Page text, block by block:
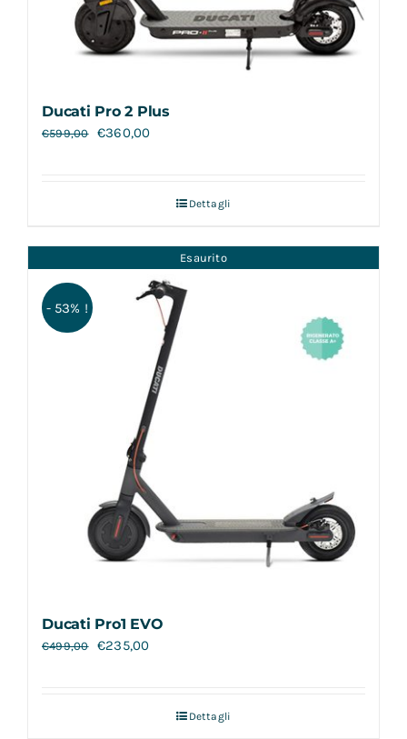
Ducati Pro 2 Plus
€599,00 €360,00
Dettagli
Esaurito
- 53% !
Ducati Pro1 EVO
€499,00 €235,00
Dettagli